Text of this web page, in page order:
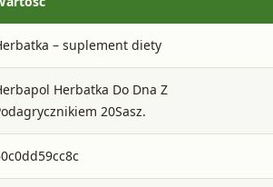
– suplement diety
Herbatka Do Dna Z
20Sasz.